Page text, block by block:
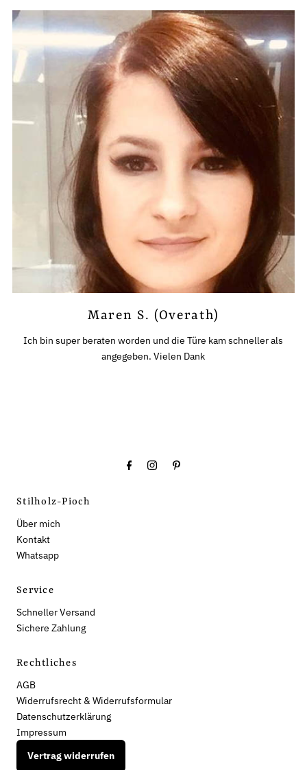
Maren S. (Overath)
Ich bin super beraten worden und die Türe kam schneller als
angegeben. Vielen Dank
Stilholz-Pioch
Über mich
Kontakt
Whatsapp
Service
Schneller Versand
Sichere Zahlung
Rechtliches
AGB
Widerrufsrecht & Widerrufsformular
Datenschutzerklärung
Impressum
Vertrag widerrufen